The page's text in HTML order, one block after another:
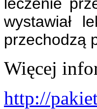
wystawiał
przechodzą
Więcej
http://